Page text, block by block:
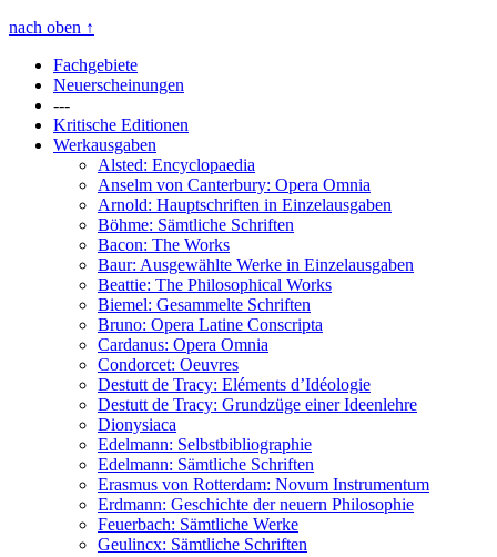
nach oben ↑
Fachgebiete
Neuerscheinungen
---
Kritische Editionen
Werkausgaben
Alsted: Encyclopaedia
Anselm von Canterbury: Opera Omnia
Arnold: Hauptschriften in Einzelausgaben
Böhme: Sämtliche Schriften
Bacon: The Works
Baur: Ausgewählte Werke in Einzelausgaben
Beattie: The Philosophical Works
Biemel: Gesammelte Schriften
Bruno: Opera Latine Conscripta
Cardanus: Opera Omnia
Condorcet: Oeuvres
Destutt de Tracy: Eléments d’Idéologie
Destutt de Tracy: Grundzüge einer Ideenlehre
Dionysiaca
Edelmann: Selbstbibliographie
Edelmann: Sämtliche Schriften
Erasmus von Rotterdam: Novum Instrumentum
Erdmann: Geschichte der neuern Philosophie
Feuerbach: Sämtliche Werke
Geulincx: Sämtliche Schriften